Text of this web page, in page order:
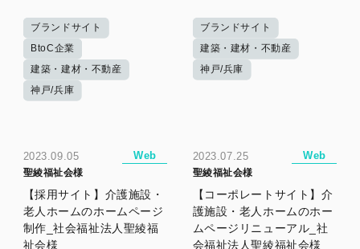
ブランドサイト
BtoC企業
建築・建材・不動産
神戸/兵庫
ブランドサイト
建築・建材・不動産
神戸/兵庫
2023.09.05 Web
聖綾福祉会様
【採用サイト】介護施設・
老人ホームのホームページ
制作_社会福祉法人聖綾福
祉会様
2023.07.25 Web
聖綾福祉会様
【コーポレートサイト】介
護施設・老人ホームのホー
ムページリニューアル_社
会福祉法人聖綾福祉会様